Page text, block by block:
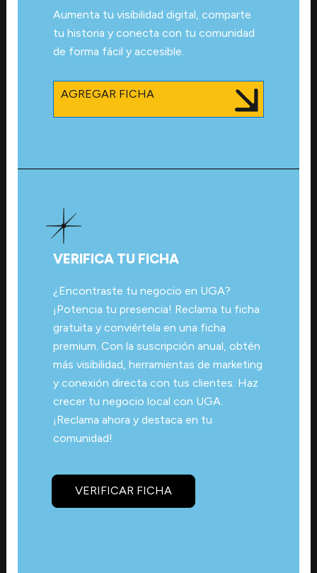
Aumenta tu visibilidad digital, comparte
tu historia y conecta con tu comunidad
de forma fácil y accesible.
AGREGAR FICHA
VERIFICA TU FICHA
¿Encontraste tu negocio en UGA?
¡Potencia tu presencia! Reclama tu ficha
gratuita y conviértela en una ficha
premium. Con la suscripción anual, obtén
más visibilidad, herramientas de marketing
y conexión directa con tus clientes. Haz
crecer tu negocio local con UGA.
¡Reclama ahora y destaca en tu
comunidad!
VERIFICAR FICHA